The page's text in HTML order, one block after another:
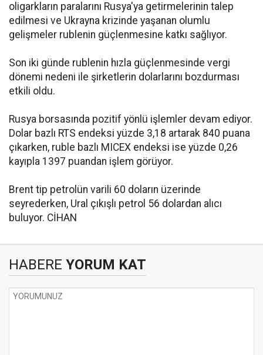
oligarkların paralarını Rusya'ya getirmelerinin talep
edilmesi ve Ukrayna krizinde yaşanan olumlu
gelişmeler rublenin güçlenmesine katkı sağlıyor.
Son iki günde rublenin hızla güçlenmesinde vergi
dönemi nedeni ile şirketlerin dolarlarını bozdurması
etkili oldu.
Rusya borsasında pozitif yönlü işlemler devam ediyor.
Dolar bazlı RTS endeksi yüzde 3,18 artarak 840 puana
çıkarken, ruble bazlı MICEX endeksi ise yüzde 0,26
kayıpla 1397 puandan işlem görüyor.
Brent tip petrolün varili 60 doların üzerinde
seyrederken, Ural çıkışlı petrol 56 dolardan alıcı
buluyor. CİHAN
HABERE YORUM KAT